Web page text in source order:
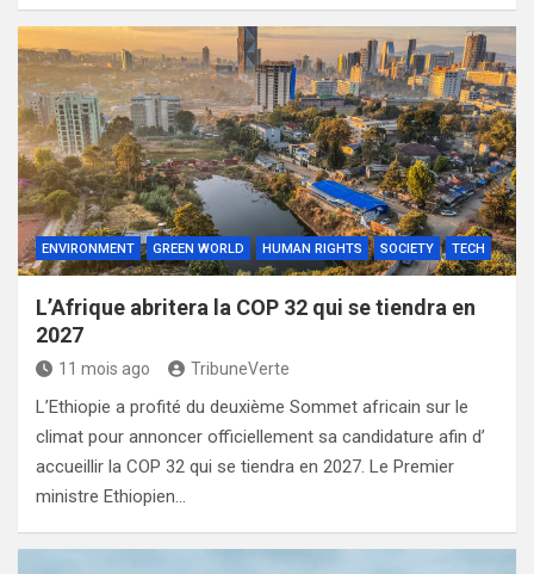
ENVIRONMENT GREEN WORLD HUMAN RIGHTS SOCIETY TECH
L’Afrique abritera la COP 32 qui se tiendra en
2027
11 mois ago TribuneVerte
L’Ethiopie a profité du deuxième Sommet africain sur le
climat pour annoncer officiellement sa candidature afin d’
accueillir la COP 32 qui se tiendra en 2027. Le Premier
ministre Ethiopien…